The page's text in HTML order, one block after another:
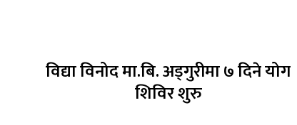
विद्या विनोद मा.बि. अड्गुरीमा ७ दिने योग
शिविर शुरु